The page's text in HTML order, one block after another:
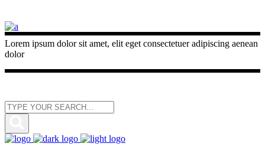
Lorem ipsum dolor sit amet, elit eget consectetuer adipiscing aenean
dolor